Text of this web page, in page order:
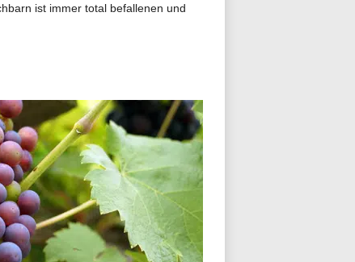
ist immer total befallenen und